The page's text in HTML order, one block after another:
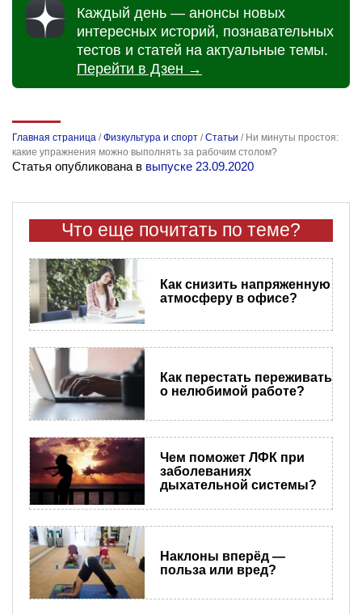
Каждый день — анонсы новых
интересных историй, познавательных
тестов и статей на актуальные темы.
Перейти в Дзен →
Главная страница /Физкультура и спорт /Статьи / Ни минуты простоя:
какие упражнения можно выполнять за рабочим столом?
Статья опубликована в выпуске 23.09.2020
Что еще почитать по теме?
Как снизить напряженную
атмосферу в офисе?
Как перестать переживать
о нелюбимой работе?
Чем поможет ЛФК при
заболеваниях
дыхательной системы?
Наклоны вперёд —
польза или вред?